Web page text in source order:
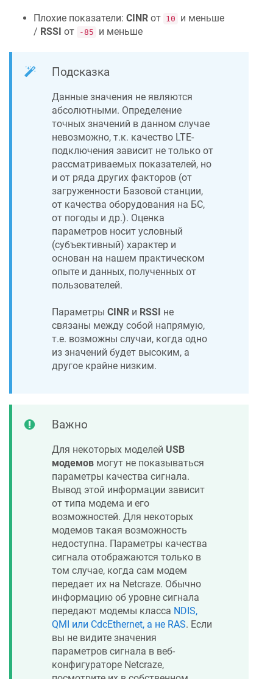
Плохие показатели: CINR от 10
и меньше
/ RSSI от -85 и меньше
Подсказка
Данные значения не являются
абсолютными. Определение
точных значений в данном случае
невозможно, т.к. качество LTE-
подключения зависит не только от
рассматриваемых показателей, но
и от ряда других факторов (от
загруженности Базовой станции,
от качества оборудования на БС,
от погоды и др.). Оценка
параметров носит условный
(субъективный) характер и
основан на нашем практическом
опыте и данных, полученных от
пользователей.
Параметры CINR и RSSI не
связаны между собой напрямую,
т.е. возможны случаи, когда одно
из значений будет высоким, а
другое крайне низким.
Важно
Для некоторых моделей USB
модемов могут не показываться
параметры качества сигнала.
Вывод этой информации зависит
от типа модема и его
возможностей. Для некоторых
модемов такая возможность
недоступна. Параметры качества
сигнала отображаются только в
том случае, когда сам модем
передает их на Netcraze. Обычно
информацию об уровне сигнала
передают модемы класса NDIS,
QMI или CdcEthernet, а не RAS. Если
вы не видите значения
параметров сигнала в веб-
конфигураторе Netcraze,